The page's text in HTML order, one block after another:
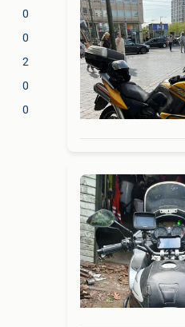
0
0
2
0
0